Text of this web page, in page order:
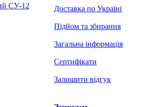
Доставка по Україні
Підйом та збирання
Загальна інформація
Сертифікати
Залишити відгук